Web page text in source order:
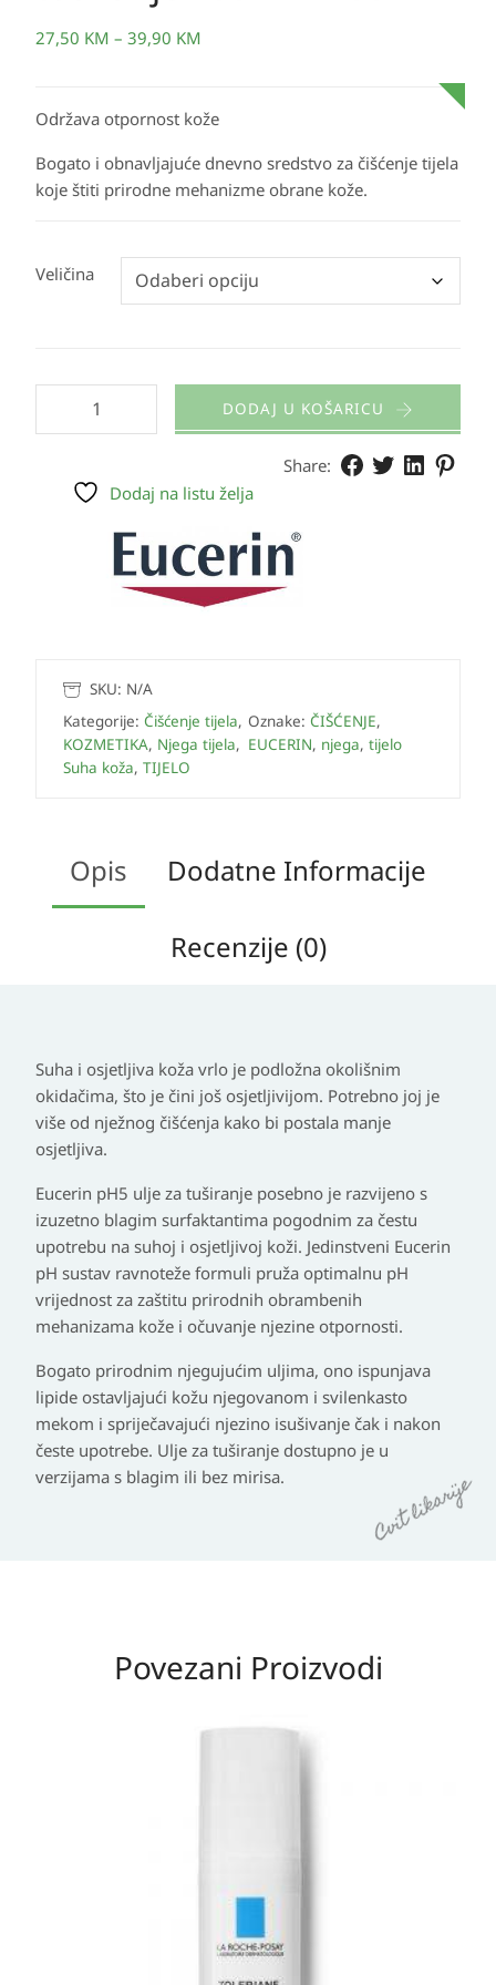
27,50 KM – 39,90 KM
Održava otpornost kože
Bogato i obnavljajuće dnevno sredstvo za čišćenje tijela
koje štiti prirodne mehanizme obrane kože.
Veličina
DODAJ U KOŠARICU
Share:
Dodaj na listu želja
SKU: N/A
Kategorije: Čišćenje tijela,
KOZMETIKA, Njega tijela,
Suha koža, TIJELO
Oznake: ČIŠĆENJE,
EUCERIN, njega, tijelo
Opis Dodatne Informacije
Recenzije (0)
Suha i osjetljiva koža vrlo je podložna okolišnim
okidačima, što je čini još osjetljivijom. Potrebno joj je
više od nježnog čišćenja kako bi postala manje
osjetljiva.
Eucerin pH5 ulje za tuširanje posebno je razvijeno s
izuzetno blagim surfaktantima pogodnim za čestu
upotrebu na suhoj i osjetljivoj koži. Jedinstveni Eucerin
pH sustav ravnoteže formuli pruža optimalnu pH
vrijednost za zaštitu prirodnih obrambenih
mehanizama kože i očuvanje njezine otpornosti.
Bogato prirodnim njegujućim uljima, ono ispunjava
lipide ostavljajući kožu njegovanom i svilenkasto
mekom i spriječavajući njezino isušivanje čak i nakon
česte upotrebe. Ulje za tuširanje dostupno je u
verzijama s blagim ili bez mirisa.
Povezani Proizvodi